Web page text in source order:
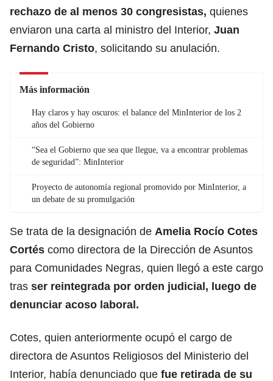
rechazo de al menos 30 congresistas, quienes
enviaron una carta al ministro del Interior, Juan
Fernando Cristo, solicitando su anulación.
Más información
Hay claros y hay oscuros: el balance del MinInterior de los 2
años del Gobierno
“Sea el Gobierno que sea que llegue, va a encontrar problemas
de seguridad”: MinInterior
Proyecto de autonomía regional promovido por MinInterior, a
un debate de su promulgación
Se trata de la designación de Amelia Rocío Cotes
Cortés como directora de la Dirección de Asuntos
para Comunidades Negras, quien llegó a este cargo
tras ser reintegrada por orden judicial, luego de
denunciar acoso laboral.
Cotes, quien anteriormente ocupó el cargo de
directora de Asuntos Religiosos del Ministerio del
Interior, había denunciado que fue retirada de su